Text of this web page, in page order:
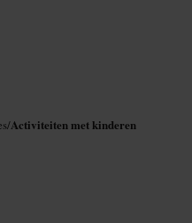
/Activiteiten met kinderen